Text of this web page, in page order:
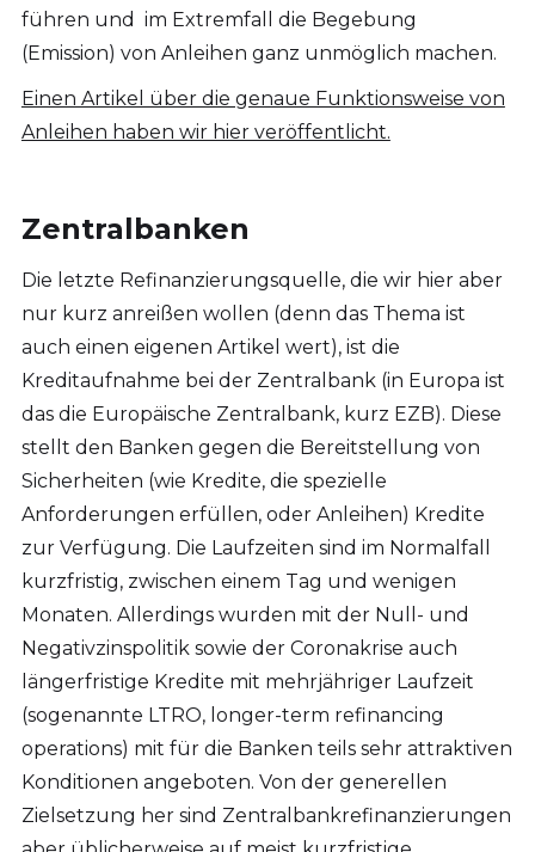
führen und im Extremfall die Begebung
(Emission) von Anleihen ganz unmöglich machen.
Einen Artikel über die genaue Funktionsweise von
Anleihen haben wir hier veröffentlicht.
Zentralbanken
Die letzte Refinanzierungsquelle, die wir hier aber
nur kurz anreißen wollen (denn das Thema ist
auch einen eigenen Artikel wert), ist die
Kreditaufnahme bei der Zentralbank (in Europa ist
das die Europäische Zentralbank, kurz EZB). Diese
stellt den Banken gegen die Bereitstellung von
Sicherheiten (wie Kredite, die spezielle
Anforderungen erfüllen, oder Anleihen) Kredite
zur Verfügung. Die Laufzeiten sind im Normalfall
kurzfristig, zwischen einem Tag und wenigen
Monaten. Allerdings wurden mit der Null- und
Negativzinspolitik sowie der Coronakrise auch
längerfristige Kredite mit mehrjähriger Laufzeit
(sogenannte LTRO, longer-term refinancing
operations) mit für die Banken teils sehr attraktiven
Konditionen angeboten. Von der generellen
Zielsetzung her sind Zentralbankrefinanzierungen